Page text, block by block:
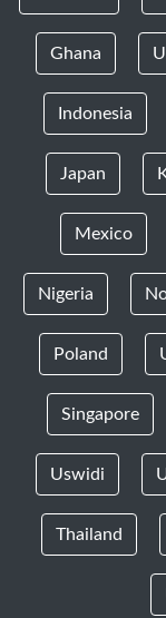
Ghana
Indonesia
Japan
Mexico
Nigeria
Poland
Singapore
Uswidi
Thailand